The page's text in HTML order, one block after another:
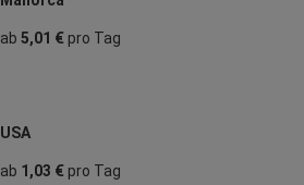
ab 5,01 €pro Tag
USA
ab 1,03 €pro Tag